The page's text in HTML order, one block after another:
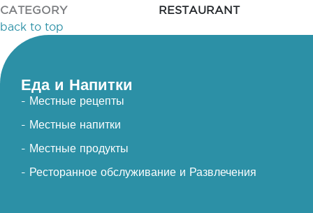
CATEGORY
RESTAURANT
back to top
Еда и Напитки
- Местные рецепты
- Местные напитки
- Местные продукты
- Ресторанное обслуживание и Развлечения